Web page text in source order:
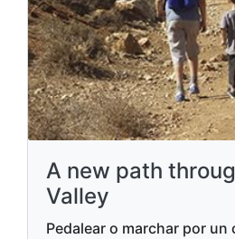
A new path
Valley
Pedalear o marchar por un